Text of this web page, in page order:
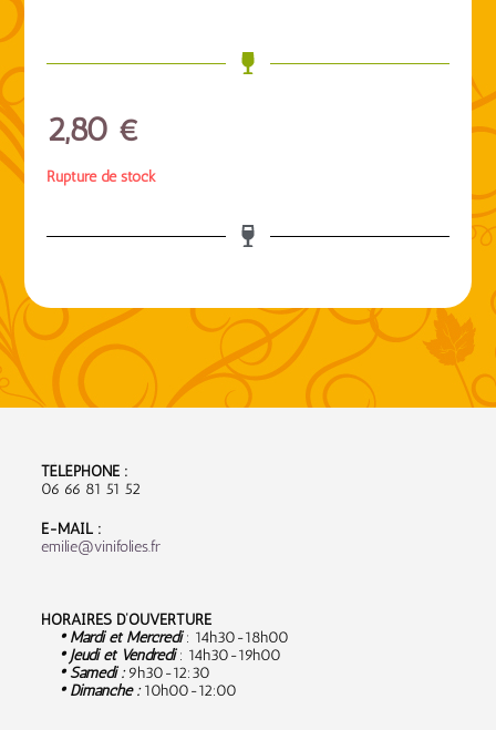
2,80 €
Rupture de stock
TÉLÉPHONE :
06 66 81 51 52
E-MAIL :
emilie@vinifolies.fr
HORAIRES D’OUVERTURE
• Mardi et Mercredi: 14h30-18h00
• Jeudi et Vendredi: 14h30-19h00
• Samedi :9h30-12:30
• Dimanche :10h00-12:00